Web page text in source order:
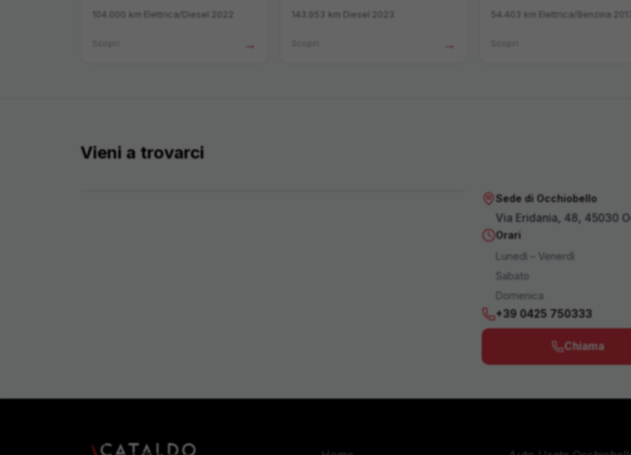
104.000 km Elettrica/Diesel
→
143.953 km Diesel
→
54.403 km Elettrica/Benzina
Vieni a trovarci
Sede di Occhiobello
Via Eridania, 48, 45030
Orari
Lunedì – Venerdì
Sabato
Domenica
+39 0425 750333
Chiama